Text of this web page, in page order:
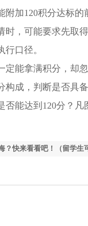
120积分达标的
时，可能要求先取
口径。
能拿满积分，却忽
成，判断是否具
能达到120分？凡
？快来看看吧！（留学生